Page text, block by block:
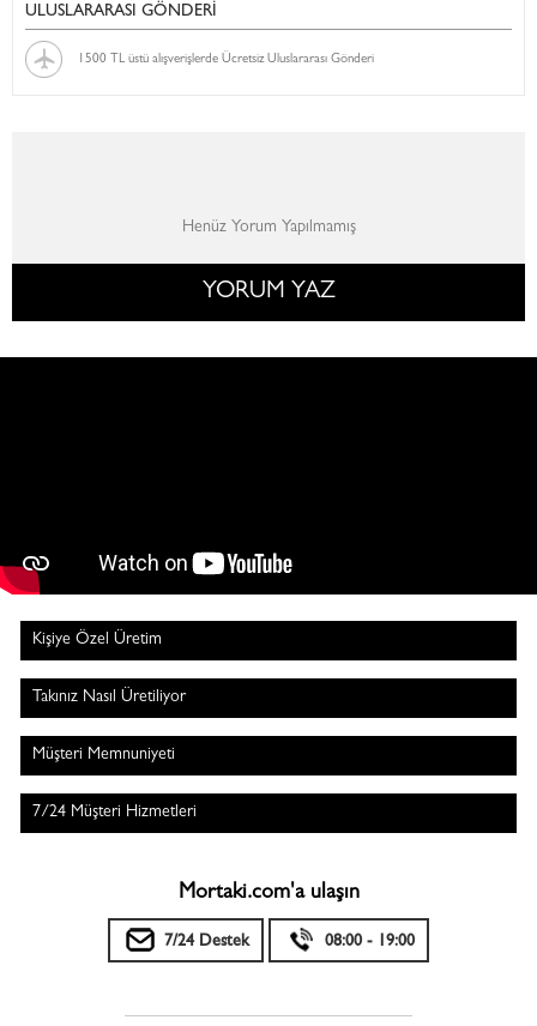
ULUSLARARASI GÖNDERİ
1500 TL üstü alışverişlerde Ücretsiz Uluslararası Gönderi
Henüz Yorum Yapılmamış
YORUM YAZ
Kişiye Özel Üretim
Takınız Nasıl Üretiliyor
Müşteri Memnuniyeti
7/24 Müşteri Hizmetleri
Mortaki.com'a ulaşın
7/24 Destek 08:00 - 19:00